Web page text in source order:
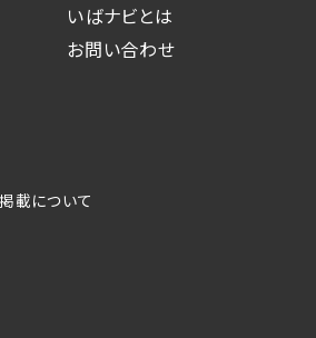
いばナビとは
お問い合わせ
載について